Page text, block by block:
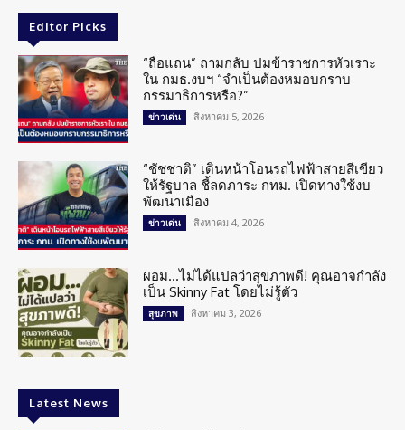
Editor Picks
“ถือแถน” ถามกลับ ปมข้าราชการหัวเราะ
ใน กมธ.งบฯ “จำเป็นต้องหมอบกราบ
กรรมาธิการหรือ?”
ข่าวเด่น สิงหาคม 5, 2026
“ชัชชาติ” เดินหน้าโอนรถไฟฟ้าสายสีเขียว
ให้รัฐบาล ชี้ลดภาระ กทม. เปิดทางใช้งบ
พัฒนาเมือง
ข่าวเด่น สิงหาคม 4, 2026
ผอม…ไม่ได้แปลว่าสุขภาพดี! คุณอาจกำลัง
เป็น Skinny Fat โดยไม่รู้ตัว
สุขภาพ สิงหาคม 3, 2026
Latest News